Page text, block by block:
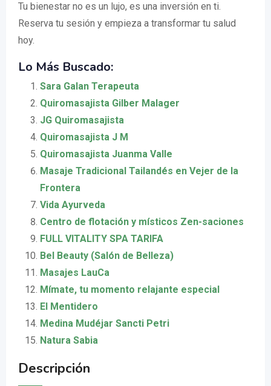
Tu bienestar no es un lujo, es una inversión en ti.
Reserva tu sesión y empieza a transformar tu salud
hoy.
Lo Más Buscado:
Sara Galan Terapeuta
Quiromasajista Gilber Malager
JG Quiromasajista
Quiromasajista J M
Quiromasajista Juanma Valle
Masaje Tradicional Tailandés en Vejer de la
Frontera
Vida Ayurveda
Centro de flotación y místicos Zen-saciones
FULL VITALITY SPA TARIFA
Bel Beauty (Salón de Belleza)
Masajes LauCa
Mímate, tu momento relajante especial
El Mentidero
Medina Mudéjar Sancti Petri
Natura Sabia
Descripción